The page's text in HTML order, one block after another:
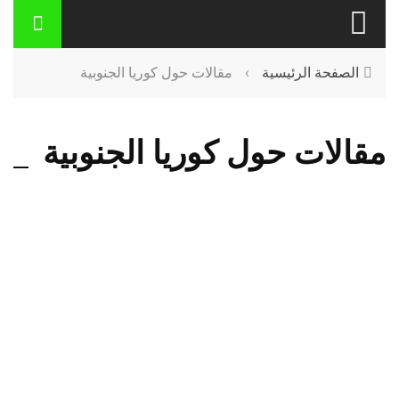
الصفحة الرئيسية › مقالات حول كوريا الجنوبية
مقالات حول كوريا الجنوبية